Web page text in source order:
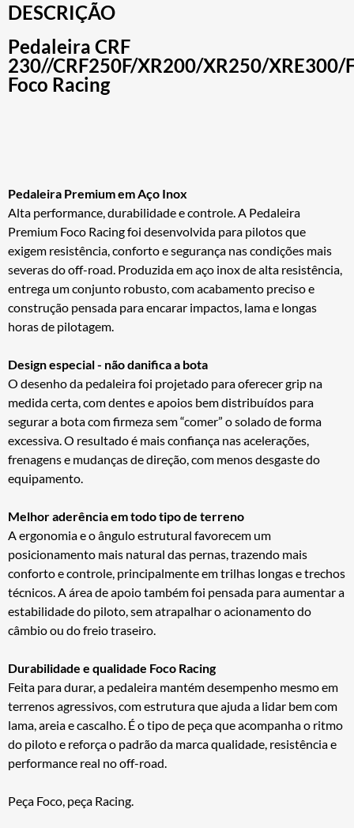
DESCRIÇÃO
Pedaleira CRF
230//CRF250F/XR200/XR250/XRE300/
Foco Racing
Pedaleira Premium em Aço Inox
Alta performance, durabilidade e controle. A Pedaleira
Premium Foco Racing foi desenvolvida para pilotos que
exigem resistência, conforto e segurança nas condições mais
severas do off-road. Produzida em aço inox de alta resistência,
entrega um conjunto robusto, com acabamento preciso e
construção pensada para encarar impactos, lama e longas
horas de pilotagem.
Design especial - não danifica a bota
O desenho da pedaleira foi projetado para oferecer grip na
medida certa, com dentes e apoios bem distribuídos para
segurar a bota com firmeza sem “comer” o solado de forma
excessiva. O resultado é mais confiança nas acelerações,
frenagens e mudanças de direção, com menos desgaste do
equipamento.
Melhor aderência em todo tipo de terreno
A ergonomia e o ângulo estrutural favorecem um
posicionamento mais natural das pernas, trazendo mais
conforto e controle, principalmente em trilhas longas e trechos
técnicos. A área de apoio também foi pensada para aumentar a
estabilidade do piloto, sem atrapalhar o acionamento do
câmbio ou do freio traseiro.
Durabilidade e qualidade Foco Racing
Feita para durar, a pedaleira mantém desempenho mesmo em
terrenos agressivos, com estrutura que ajuda a lidar bem com
lama, areia e cascalho. É o tipo de peça que acompanha o ritmo
do piloto e reforça o padrão da marca qualidade, resistência e
performance real no off-road.
Peça Foco, peça Racing.